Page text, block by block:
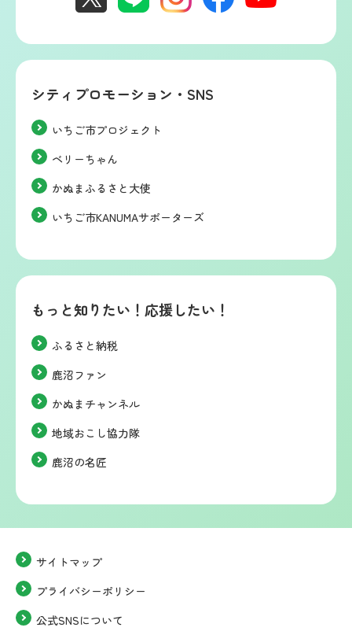
シティプロモーション・SNS
いちご市プロジェクト
ベリーちゃん
かぬまふるさと大使
いちご市KANUMAサポーターズ
もっと知りたい！応援したい！
ふるさと納税
鹿沼ファン
かぬまチャンネル
地域おこし協力隊
鹿沼の名匠
サイトマップ
プライバシーポリシー
公式SNSについて